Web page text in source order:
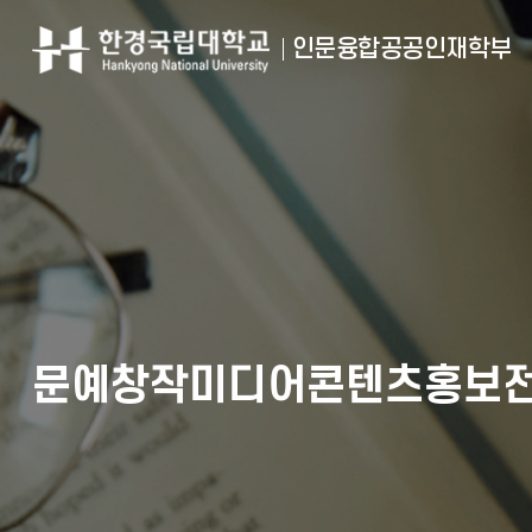
인문융합공공인재학부
문예창작미디어콘텐츠홍보